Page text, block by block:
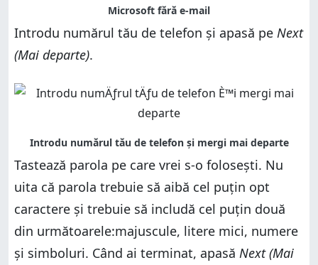
Introdu numărul tău de telefon și apasă pe Next
(Mai departe).
Tastează parola pe care vrei s-o folosești. Nu
uita că parola trebuie să aibă cel puțin opt
caractere și trebuie să includă cel puțin două
din următoarele:majuscule, litere mici, numere
și simboluri. Când ai terminat, apasă Next (Mai